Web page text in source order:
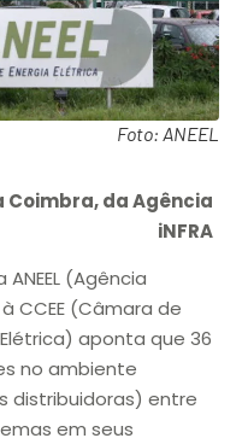
Foto: ANEEL
Coimbra, da Agência
iNFRA
(Agência
CCEE (Câmara de
aponta que 36
no ambiente
distribuidoras) entre
em seus